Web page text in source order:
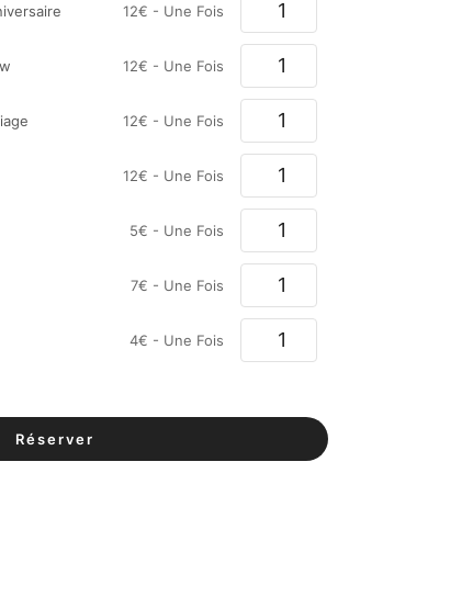
12€ - Une Fois
12€ - Une Fois
12€ - Une Fois
12€ - Une Fois
5€ - Une Fois
7€ - Une Fois
4€ - Une Fois
Réserver